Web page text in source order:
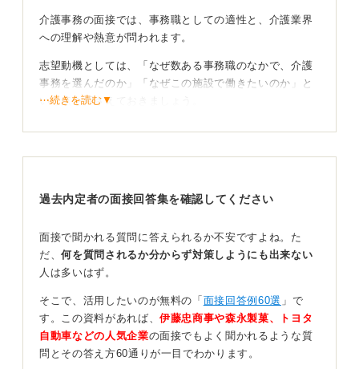
介護事務の面接では、事務職としての適性と、介護業界
への理解や熱意が問われます。
志望動機としては、「なぜ数ある事務職のなかで、介護
事務を選んだのか」「なぜこの施設で働きたいのか」と
いう点を押さえておきましょう。
作業するのが得意」など、自己分析にもとづいた強みを
高齢者とのエピソードで人柄をアピールしよう
能力の点についても準備しましょう。
高齢者の人とかかわったエピソードなどを交えながら、
温かみのある人柄を伝えられると良いでしょう。
⋯続きを読む▼
過去内定者の面接回答集を確認してください
面接で聞かれる質問に答えられるか不安ですよね。た
だ、何を質問されるか分からず対策しようにも出来ない
人は多いはず。
そこで、活用したいのが無料の「 面接回答例60選 」で
す。この資料があれば、伊藤忠商事や森永製菓、トヨタ
自動車などの人気企業の面接でもよく聞かれるような質
問とその答え方60通りが一目でわかります。